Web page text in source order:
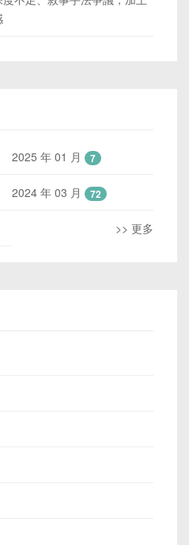
2025 年 01 月 7
2024 年 03 月 72
>> 更多